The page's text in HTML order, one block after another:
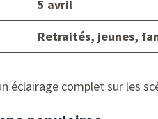
5 avril
Retraités, jeunes,
éclairage complet sur les